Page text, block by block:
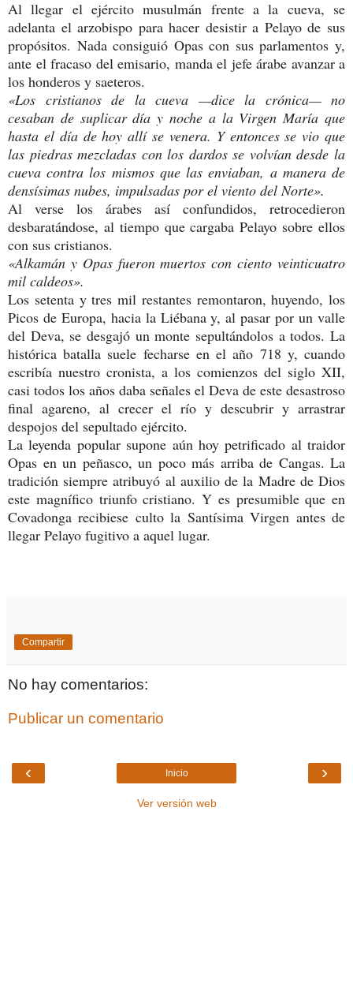
Al llegar el ejército musulmán frente a la cueva, se
adelanta el arzobispo para hacer desistir a Pelayo de sus
propósitos. Nada consiguió Opas con sus parlamentos y,
ante el fracaso del emisario, manda el jefe árabe avanzar a
los honderos y saeteros.
«Los cristianos de la cueva —dice la crónica— no
cesaban de suplicar día y noche a la Virgen María que
hasta el día de hoy allí se venera. Y entonces se vio que
las piedras mezcladas con los dardos se volvían desde la
cueva contra los mismos que las enviaban, a manera de
densísimas nubes, impulsadas por el viento del Norte».
Al verse los árabes así confundidos, retrocedieron
desbaratándose, al tiempo que cargaba Pelayo sobre ellos
con sus cristianos.
«Alkamán y Opas fueron muertos con ciento veinticuatro
mil caldeos».
Los setenta y tres mil restantes remontaron, huyendo, los
Picos de Europa, hacia la Liébana y, al pasar por un valle
del Deva, se desgajó un monte sepultándolos a todos. La
histórica batalla suele fecharse en el año 718 y, cuando
escribía nuestro cronista, a los comienzos del siglo XII,
casi todos los años daba señales el Deva de este desastroso
final agareno, al crecer el río y descubrir y arrastrar
despojos del sepultado ejército.
La leyenda popular supone aún hoy petrificado al traidor
Opas en un peñasco, un poco más arriba de Cangas. La
tradición siempre atribuyó al auxilio de la Madre de Dios
este magnífico triunfo cristiano. Y es presumible que en
Covadonga recibiese culto la Santísima Virgen antes de
llegar Pelayo fugitivo a aquel lugar.
Compartir
No hay comentarios:
Publicar un comentario
‹ ›
Inicio
Ver versión web